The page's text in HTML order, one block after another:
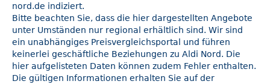
nord.de indiziert.
Bitte beachten Sie, dass die hier dargestellten Angebote
unter Umständen nur regional erhältlich sind. Wir sind
ein unabhängiges Preisvergleichsportal und führen
keinerlei geschäftliche Beziehungen zu Aldi Nord. Die
hier aufgelisteten Daten können zudem Fehler enthalten.
Die gültigen Informationen erhalten Sie auf der